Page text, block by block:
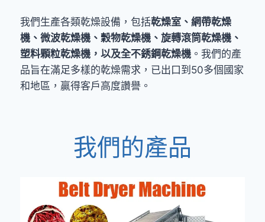
我們生產各類乾燥設備，包括乾燥室、網帶乾燥
機、微波乾燥機、穀物乾燥機、旋轉滾筒乾燥機、
塑料顆粒乾燥機，以及全不銹鋼乾燥機 。我們的產
品旨在滿足多樣的乾燥需求，已出口到50多個國家
和地區，贏得客戶高度讚譽。
我們的產品